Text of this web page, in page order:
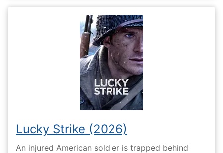
Lucky Strike (2026)
An injured American soldier is trapped behind